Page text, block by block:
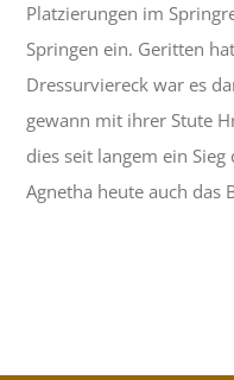
Platzierungen im
Springen ein. Geritten
Dressurviereck war es
gewann mit ihrer Stute
dies seit langem ein
Agnetha heute auch das